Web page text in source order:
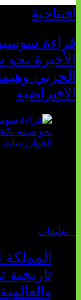
افتتاحية
قراءة
الأخيرة
الحزبي
الافتراضية
٠ تعليقات
تاريخية
والعالمية